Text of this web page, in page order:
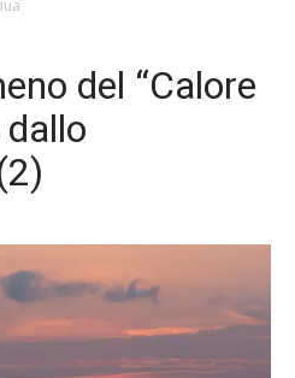
del “Calore